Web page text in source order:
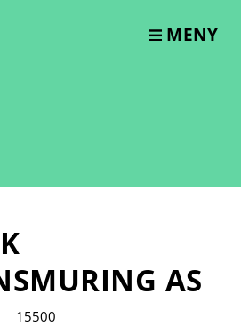
MENY
AS
15500